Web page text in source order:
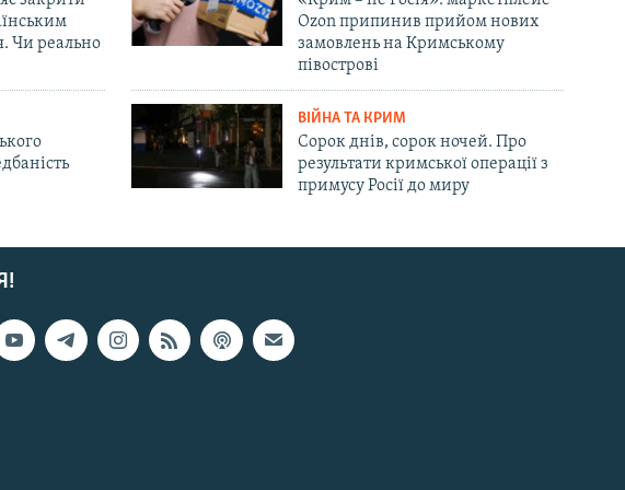
Чи реально
Ozon припинив прийом нових
замовлень на Кримському
півострові
ВІЙНА ТА КРИМ
Сорок днів, сорок ночей. Про
результати кримської операції з
примусу Росії до миру